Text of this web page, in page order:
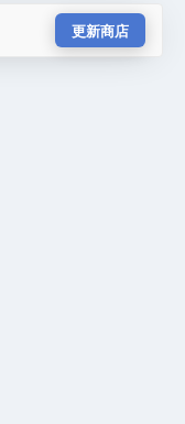
更新商店